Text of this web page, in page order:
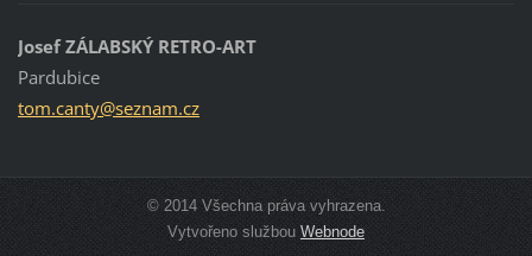
Josef ZÁLABSKÝ RETRO-ART
Pardubice
tom.canty@seznam.cz
© 2014 Všechna práva vyhrazena.
Vytvořeno službouWebnode